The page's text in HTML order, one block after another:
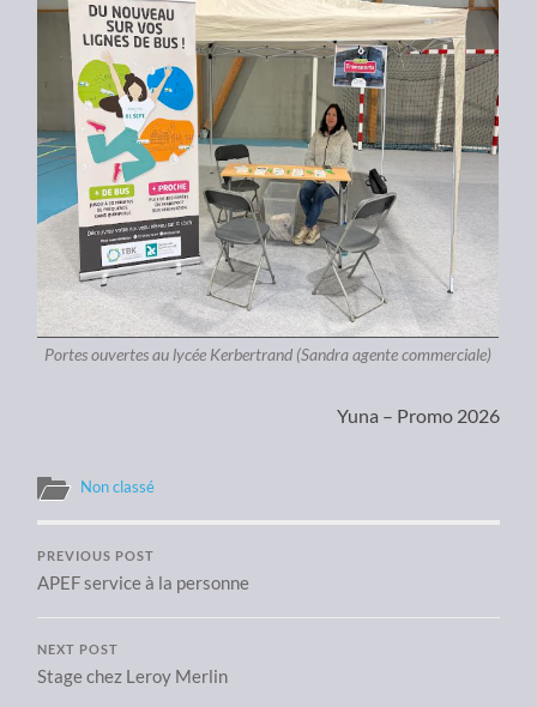
Portes ouvertes au lycée Kerbertrand (Sandra agente commerciale)
Yuna – Promo 2026
Non classé
PREVIOUS POST
APEF service à la personne
NEXT POST
Stage chez Leroy Merlin